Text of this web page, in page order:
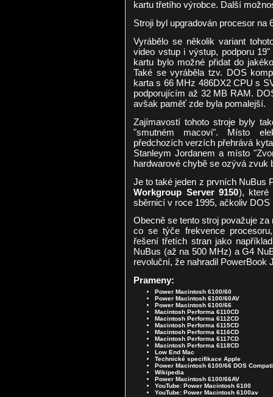
kartu třetího výrobce. Další
Stroji byl upgradován procesor na
Vyrábělo se několik variant
video vstup i výstup, podporu
kartu bylo možné přidat do
Také se vyráběla tzv. DOS
karta s 66 MHz 486DX2 CPU s
podporujícím až 32 MB RAM.
avšak paměť zde byla pomalejší.
Zajímavostí tohoto stroje byly
"smutném macovi". Místo
předchozích verzích přehrává
Stanleym Jordanem a místo
hardwarové chybě se ozývá zvuk
Je to také jeden z prvních NuBus
Workgroup Server 9150), které
sběrnicí v roce 1995, ačkoliv
Obecně se tento stroj považuje
co se týče frekvence
řešení třetích stran jako
NuBus (až na 500 MHz) a G4
revoluční, že nahradil PowerBook
Prameny:
Power Macintosh 6100/60
Power Macintosh 6100/60AV
Power Macintosh 6100/66
Macintosh Performa 6110CD
Macintosh Performa 6112CD
Macintosh Performa 6115CD
Macintosh Performa 6116CD
Macintosh Performa 6117CD
Macintosh Performa 6118CD
Low End Mac
Technické specifikace Apple
Power Macintosh 6100/66 DOS
Wikipedia
Power Macintosh 6100/66AV
YouTube: Power Macintosh 6100
YouTube: Power Macintosh 6100av